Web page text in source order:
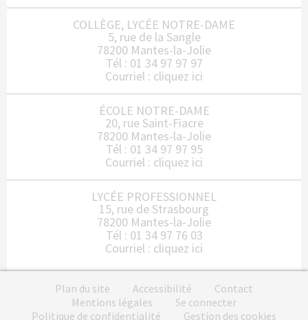
COLLÈGE, LYCÉE NOTRE-DAME
5, rue de la Sangle
78200 Mantes-la-Jolie
Tél : 01 34 97 97 97
Courriel : cliquez ici
ÉCOLE NOTRE-DAME
20, rue Saint-Fiacre
78200 Mantes-la-Jolie
Tél : 01 34 97 97 95
Courriel : cliquez ici
LYCÉE PROFESSIONNEL
15, rue de Strasbourg
78200 Mantes-la-Jolie
Tél : 01 34 97 76 03
Courriel : cliquez ici
Plan du site Accessibilité
Contact
Mentions légales
Se connecter
Politique de confidentialité
Gestion des cookies